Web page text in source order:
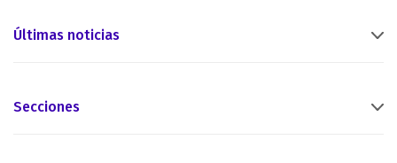
Últimas noticias
Secciones